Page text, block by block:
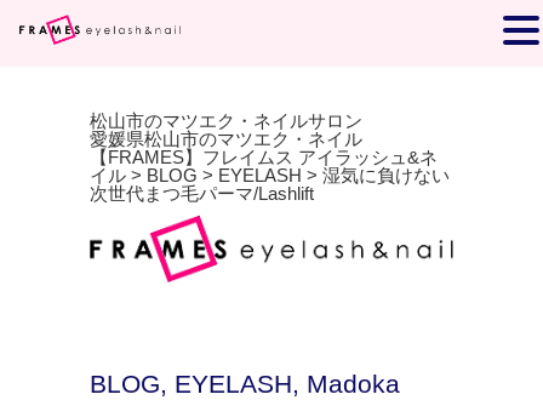
松山市のマツエク・ネイルサロン
愛媛県松山市のマツエク・ネイル
【FRAMES】フレイムス アイラッシュ&ネ
イル > BLOG > EYELASH > 湿気に負けない
次世代まつ毛パーマ/Lashlift
BLOG, EYELASH, Madoka